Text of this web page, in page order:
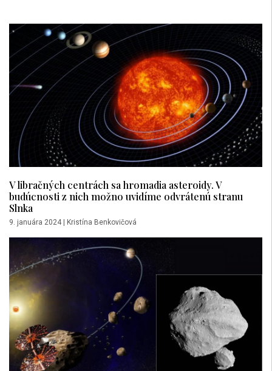
V libračných centrách sa hromadia asteroidy. V
budúcnosti z nich možno uvidíme odvrátenú stranu
Slnka
9. januára 2024 | Kristína Benkovičová